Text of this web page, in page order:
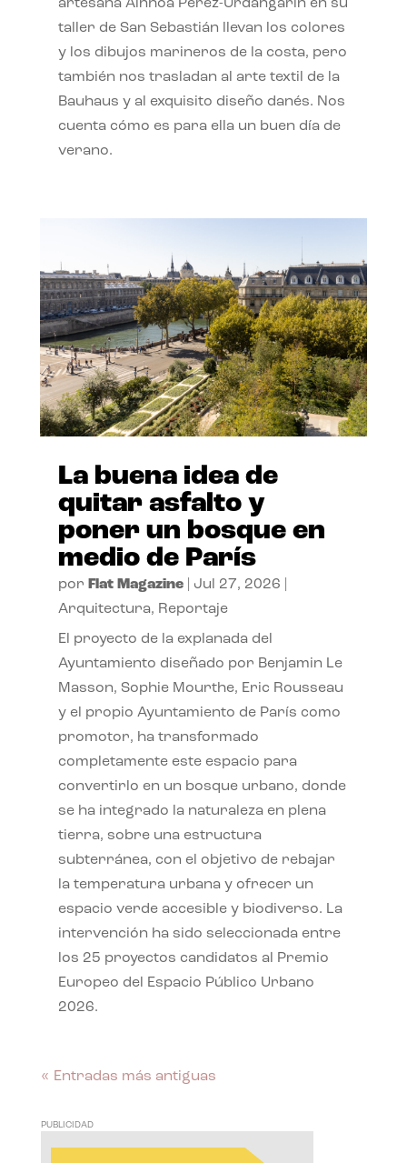
artesana Ainhoa Pérez-Urdangarín en su
taller de San Sebastián llevan los colores
y los dibujos marineros de la costa, pero
también nos trasladan al arte textil de la
Bauhaus y al exquisito diseño danés. Nos
cuenta cómo es para ella un buen día de
verano.
La buena idea de
quitar asfalto y
poner un bosque en
medio de París
por Flat Magazine| Jul 27, 2026
Arquitectura, Reportaje
El proyecto de la explanada del
Ayuntamiento diseñado por Benjamin Le
Masson, Sophie Mourthe, Eric Rousseau
y el propio Ayuntamiento de París como
promotor, ha transformado
completamente este espacio para
convertirlo en un bosque urbano, donde
se ha integrado la naturaleza en plena
tierra, sobre una estructura
subterránea, con el objetivo de rebajar
la temperatura urbana y ofrecer un
espacio verde accesible y biodiverso. La
intervención ha sido seleccionada entre
los 25 proyectos candidatos al Premio
Europeo del Espacio Público Urbano
2026.
« Entradas más antiguas
PUBLICIDAD